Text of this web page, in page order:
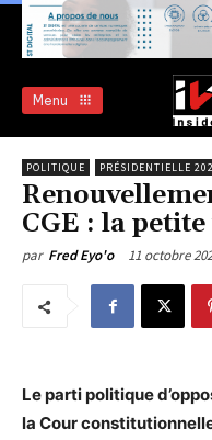
Menu
POLITIQUE PRÉSIDENTIELLE
CGE : la
par Fred Eyo'o 11 octobre
Le parti politique
la Cour